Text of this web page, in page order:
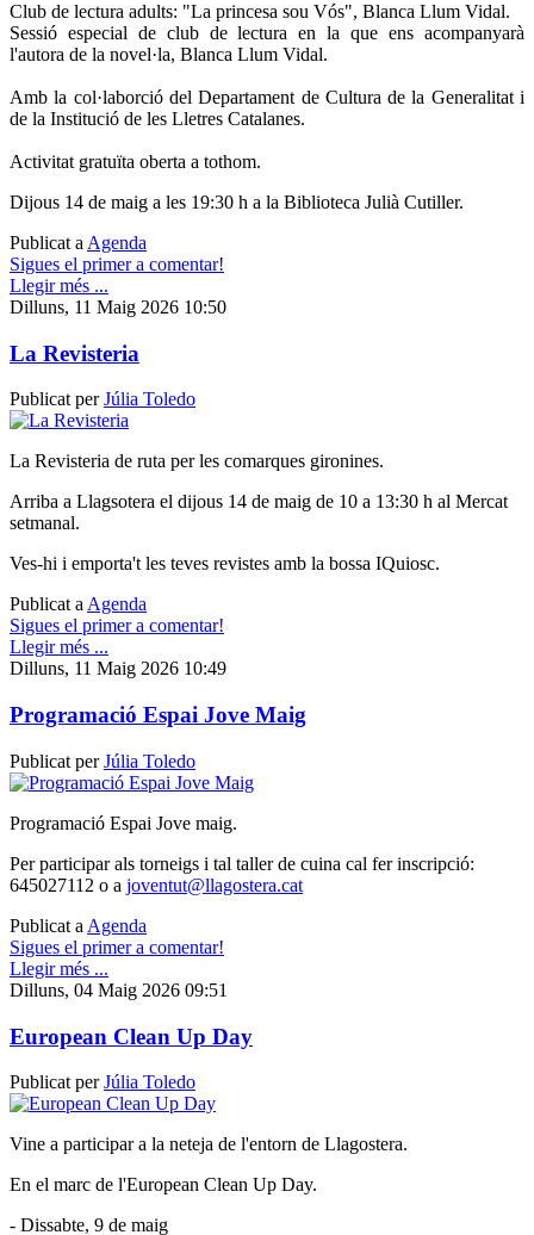
Club de lectura adults: "La princesa sou Vós", Blanca Llum Vidal.
Sessió especial de club de lectura en la que ens acompanyarà
l'autora de la novel·la, Blanca Llum Vidal.
Amb la col·laborció del Departament de Cultura de la Generalitat i
de la Institució de les Lletres Catalanes.
Activitat gratuïta oberta a tothom.
Dijous 14 de maig a les 19:30 h a la Biblioteca Julià Cutiller.
Publicat a Agenda
Sigues el primer a comentar!
Llegir més ...
Dilluns, 11 Maig 2026 10:50
La Revisteria
Publicat perJúlia Toledo
La Revisteria de ruta per les comarques gironines.
Arriba a Llagsotera el dijous 14 de maig de 10 a 13:30 h al Mercat
setmanal.
Ves-hi i emporta't les teves revistes amb la bossa IQuiosc.
Publicat aAgenda
Sigues el primer a comentar!
Llegir més ...
Dilluns, 11 Maig 2026 10:49
Programació Espai Jove Maig
Publicat perJúlia Toledo
Programació Espai Jove maig.
Per participar als torneigs i tal taller de cuina cal fer inscripció:
645027112 o a joventut@llagostera.cat
Publicat a Agenda
Sigues el primer a comentar!
Llegir més ...
Dilluns, 04 Maig 2026 09:51
European Clean Up Day
Publicat perJúlia Toledo
Vine a participar a la neteja de l'entorn de Llagostera.
En el marc de l'European Clean Up Day.
- Dissabte, 9 de maig